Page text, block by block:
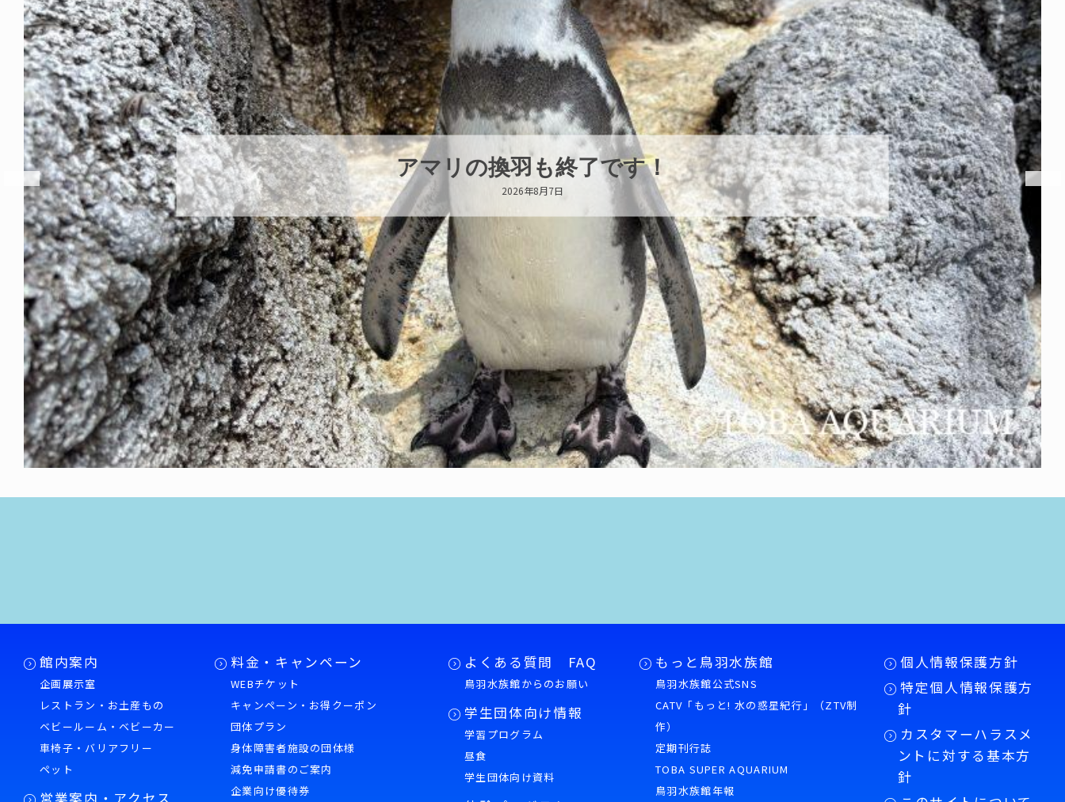
トビウオ幼魚展示中！
2026年8月6日
館内案内
企画展示室
レストラン・お土産もの
ベビールーム・ベビーカー
車椅子・バリアフリー
ペット
営業案内・アクセス
料金・キャンペーン
WEBチケット
キャンペーン・お得クーポン
団体プラン
身体障害者施設の団体様
減免申請書のご案内
企業向け優待券
よくある質問 FAQ
鳥羽水族館からのお願い
学生団体向け情報
学習プログラム
昼食
学生団体向け資料
もっと鳥羽水族館
鳥羽水族館公式SNS
CATV「もっと! 水の惑星紀行」（ZTV制
作）
定期刊行誌
TOBA SUPER AQUARIUM
鳥羽水族館年報
個人情報保護方針
特定個人情報保護方
針
カスタマーハラスメ
ントに対する基本方
針